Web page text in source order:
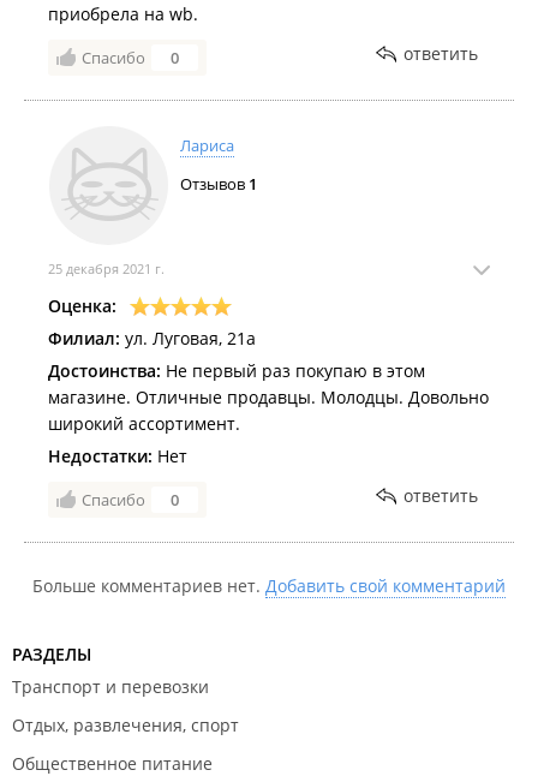
приобрела на wb.
Спасибо 0 ответить
Лариса
Отзывов 1
25 декабря 2021 г.
Оценка:
Филиал: ул. Луговая, 21а
Достоинства: Не первый раз покупаю в этом
магазине. Отличные продавцы. Молодцы. Довольно
широкий ассортимент.
Недостатки: Нет
Спасибо 0 ответить
Больше комментариев нет. Добавить свой комментарий
РАЗДЕЛЫ
Транспорт и перевозки
Отдых, развлечения, спорт
Общественное питание